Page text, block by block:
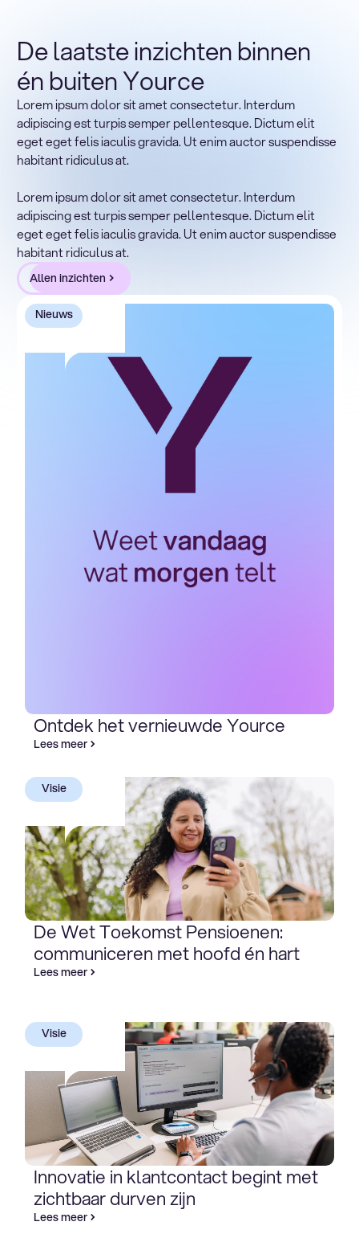
Terug naar sectoren
Heading
Lorem ipsum dolor sit amet, consectetur adipiscing elit.
Suspendisse varius enim in eros elementum tristique.
Duis cursus, mi quis viverra ornare, eros dolor interdum
nulla, ut commodo diam libero vitae erat. Aenean
faucibus nibh et justo cursus id rutrum lorem imperdiet.
Nunc ut sem vitae risus tristique posuere.
De laatste inzichten binnen
én buiten Yource
Lorem ipsum dolor sit amet consectetur. Interdum
adipiscing est turpis semper pellentesque. Dictum elit
eget eget felis iaculis gravida. Ut enim auctor suspendisse
habitant ridiculus at.
Lorem ipsum dolor sit amet consectetur. Interdum
adipiscing est turpis semper pellentesque. Dictum elit
eget eget felis iaculis gravida. Ut enim auctor suspendisse
habitant ridiculus at.
Allen inzichten
Nieuws
Ontdek het vernieuwde Yource
Lees meer
Visie
De Wet Toekomst Pensioenen:
communiceren met hoofd én hart
Lees meer
Visie
Innovatie in klantcontact begint met
zichtbaar durven zijn
Lees meer